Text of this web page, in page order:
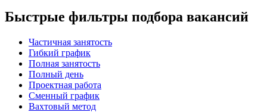
Быстрые фильтры подбора вакансий
Частичная занятость
Гибкий график
Полная занятость
Полный день
Проектная работа
Сменный график
Вахтовый метод